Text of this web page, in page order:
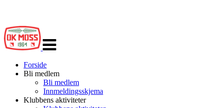
navigasjon
Forside
Bli medlem
Bli medlem
Innmeldingsskjema
Klubbens aktiviteter